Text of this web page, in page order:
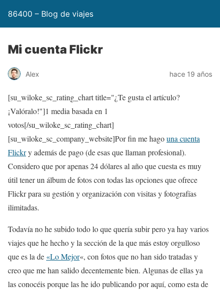
86400 – Blog de viajes
Mi cuenta Flickr
Alex hace 19 años
[su_wiloke_sc_rating_chart title="¿Te gusta el artículo?
¡Valóralo!"]1 media basada en 1
votos[/su_wiloke_sc_rating_chart]
[su_wiloke_sc_company_website]Por fin me hagouna cuenta
Flickry además de pago (de esas que llaman profesional).
Considero que por apenas 24 dólares al año que cuesta es muy
útil tener un álbum de fotos con todas las opciones que ofrece
Flickr para su gestión y organización con visitas y fotografías
ilimitadas.
Todavía no he subido todo lo que quería subir pero ya hay varios
viajes que he hecho y la sección de la que más estoy orgulloso
que es la de «Lo Mejor«, con fotos que no han sido tratadas y
creo que me han salido decentemente bien. Algunas de ellas ya
las conocéis porque las he ido publicando por aquí, como esta de